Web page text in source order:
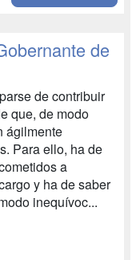
de
de contribuir
que, de modo
ágilmente
Para ello, ha de
a
y ha de saber
inequívoc...